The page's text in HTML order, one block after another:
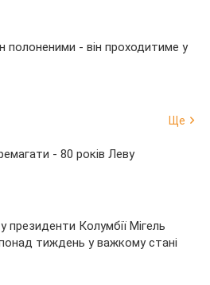
полоненими - він проходитиме у
Ще
- 80 років Леву
президенти Колумбії Мігель
тиждень у важкому стані